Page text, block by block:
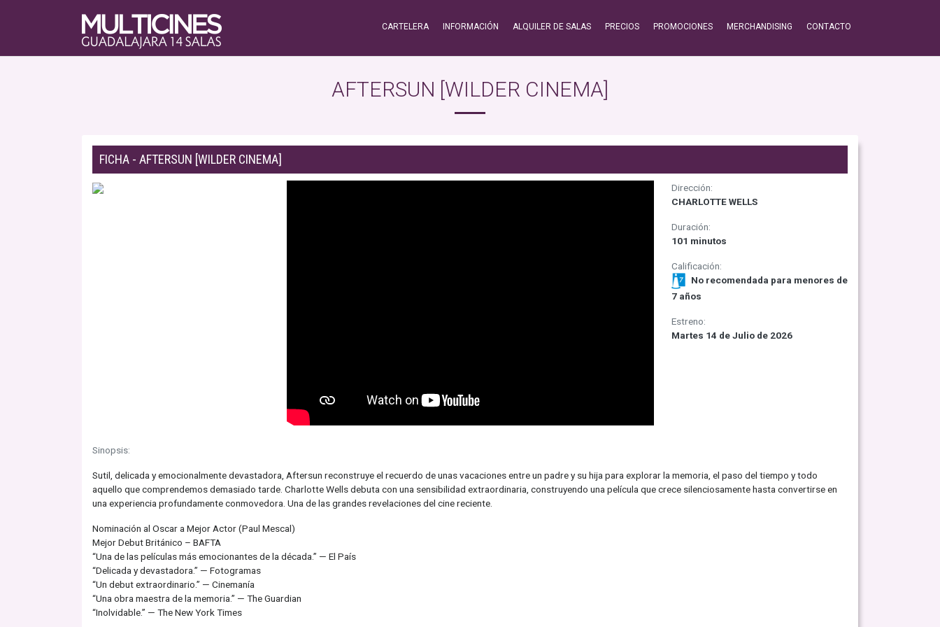
CARTELERA INFORMACIÓN ALQUILER DE SALAS PRECIOS PROMOCIONES MERCHANDISING CONTACTO
AFTERSUN [WILDER CINEMA]
FICHA - AFTERSUN [WILDER CINEMA]
Dirección:
CHARLOTTE WELLS
Duración:
101 minutos
Calificación:
No recomendada para menores de
7 años
Estreno:
Martes 14 de Julio de 2026
Sinopsis:
Sutil, delicada y emocionalmente devastadora, Aftersun reconstruye el recuerdo de unas vacaciones entre un padre y su hija para explorar la memoria, el paso del tiempo y todo
aquello que comprendemos demasiado tarde. Charlotte Wells debuta con una sensibilidad extraordinaria, construyendo una película que crece silenciosamente hasta convertirse en
una experiencia profundamente conmovedora. Una de las grandes revelaciones del cine reciente.
Nominación al Oscar a Mejor Actor (Paul Mescal)
Mejor Debut Británico – BAFTA
“Una de las películas más emocionantes de la década.” — El País
“Delicada y devastadora.” — Fotogramas
“Un debut extraordinario.” — Cinemanía
“Una obra maestra de la memoria.” — The Guardian
“Inolvidable.” — The New York Times